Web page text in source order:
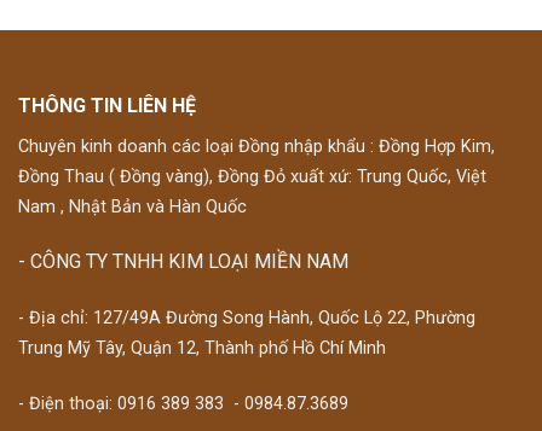
THÔNG TIN LIÊN HỆ
Chuyên kinh doanh các loại Đồng nhập khẩu : Đồng Hợp Kim,
Đồng Thau ( Đồng vàng), Đồng Đỏ xuất xứ: Trung Quốc, Việt
Nam , Nhật Bản và Hàn Quốc
- CÔNG TY TNHH KIM LOẠI MIỀN NAM
- Địa chỉ: 127/49A Đường Song Hành, Quốc Lộ 22, Phường
Trung Mỹ Tây, Quận 12, Thành phố Hồ Chí Minh
- Điện thoại: 0916 389 383 - 0984.87.3689